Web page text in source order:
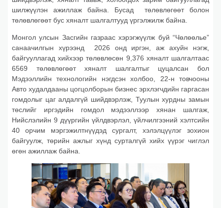
шилжүүлэн ажиллаж байна. Бусад төлөвлөгөөт болон
төлөвлөгөөт бус хяналт шалгалтууд үргэлжилж байна.
Монгол улсын Засгийн газраас хэрэгжүүлж буй “Чөлөөлье”
санаачилгын хүрээнд 2026 онд иргэн, аж ахуйн нэгж,
байгууллагад хийхээр төлөвлөсөн 9,376 хяналт шалгалтаас
6569 төлөвлөгөөт хяналт шалгалтыг цуцалсан бол
Мэдээллийн технологийн нэгдсэн холбоо, 22-н товчооны
Авто худалдааны цогцолборын бизнес эрхлэгчдийн гаргасан
гомдолыг цаг алдалгүй шийдвэрлэж, Туулын хурдны замын
төслийг иргэдийн гомдол мэдээллээр хянан шалгаж,
Нийслэлийн 9 дүүргийн үйлдвэрлэл, үйлчилгээний хэлтсийн
40 орчим мэргэжилтнүүдэд сургалт, хэлэлцүүлэг зохион
байгуулж, төрийн ажлыг хүнд сурталгүй хийх үүрэг чиглэл
өгөн ажиллаж байна.